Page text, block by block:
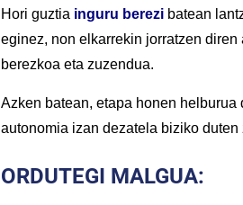
Hori guztia inguru berezi batean
eginez, non elkarrekin jorratzen
berezkoa eta zuzendua.
Azken batean, etapa honen
autonomia izan dezatela biziko
ORDUTEGI MALGUA: